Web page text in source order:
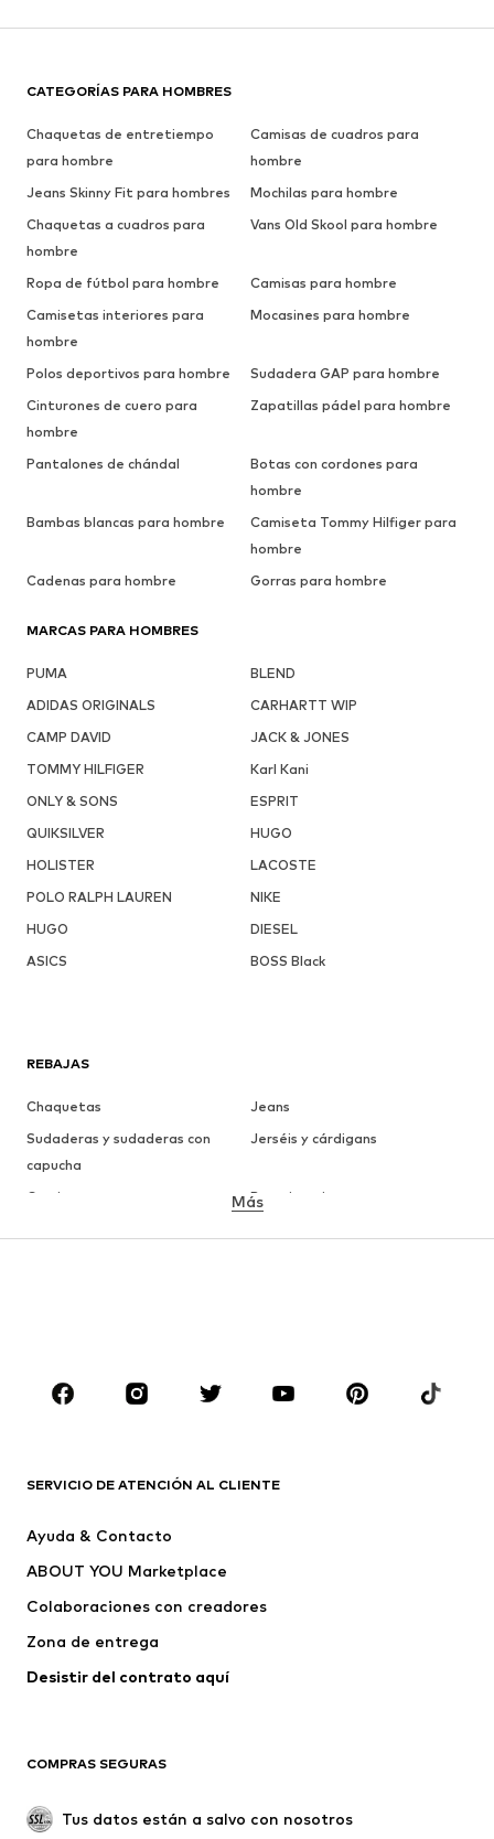
CATEGORÍAS PARA HOMBRES
Chaquetas de entretiempo
para hombre
Camisas de cuadros para
hombre
Jeans Skinny Fit para hombres
Mochilas para hombre
Chaquetas a cuadros para
hombre
Vans Old Skool para hombre
Ropa de fútbol para hombre
Camisas para hombre
Camisetas interiores para
hombre
Mocasines para hombre
Polos deportivos para hombre
Sudadera GAP para hombre
Cinturones de cuero para
hombre
Zapatillas pádel para hombre
Pantalones de chándal
Botas con cordones para
hombre
Bambas blancas para hombre
Camiseta Tommy Hilfiger para
hombre
Cadenas para hombre
Gorras para hombre
MARCAS PARA HOMBRES
PUMA
BLEND
ADIDAS ORIGINALS
CARHARTT WIP
CAMP DAVID
JACK & JONES
TOMMY HILFIGER
Karl Kani
ONLY & SONS
ESPRIT
QUIKSILVER
HUGO
HOLISTER
LACOSTE
POLO RALPH LAUREN
NIKE
HUGO
DIESEL
ASICS
BOSS Black
REBAJAS
Chaquetas
Jeans
Sudaderas y sudaderas con
capucha
Jerséis y cárdigans
Camisetas
Ropa interior
ROPA
Camisetas
Jeans
Pantalones
Ropa interior
Jerséis y cárdigans
Trajes y chaquetas
Ropa de baño
Nuevo Tendencia
Más
SERVICIO DE ATENCIÓN AL CLIENTE
Ayuda & Contacto
ABOUT YOU Marketplace
Colaboraciones con creadores
Zona de entrega
Desistir del contrato aquí
COMPRAS SEGURAS
Tus datos están a salvo con nosotros